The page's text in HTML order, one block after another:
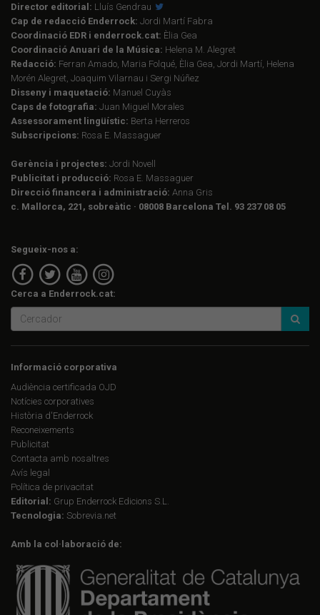
Director editorial: Lluís Gendrau
Cap de redacció Enderrock: Jordi Martí Fabra
Coordinació EDR i enderrock.cat: Èlia Gea
Coordinació Anuari de la Música: Helena M. Alegret
Redacció: Ferran Amado, Maria Folqué, Èlia Gea, Jordi Martí, Helena
Morén Alegret, Joaquim Vilarnau i Sergi Núñez
Disseny i maquetació: Manuel Cuyàs
Caps de fotografia: Juan Miguel Morales
Assessorament lingüístic: Berta Herreros
Subscripcions: Rosa E. Massaguer
Gerència i projectes: Jordi Novell
Publicitat i producció: Rosa E. Massaguer
Direcció financera i administració: Anna Gris
c. Mallorca, 221, sobreàtic · 08008 Barcelona Tel. 93 237 08 05
Segueix-nos a:
Cerca a Enderrock.cat:
Informació corporativa
Audiència certificada OJD
Notícies corporatives
Història d'Enderrock
Reconeixements
Publicitat
Contacta amb nosaltres
Avís legal
Política de privacitat
Editorial: Grup Enderrock Edicions S.L.
Tecnologia: Sobrevia.net
Amb la col·laboració de: